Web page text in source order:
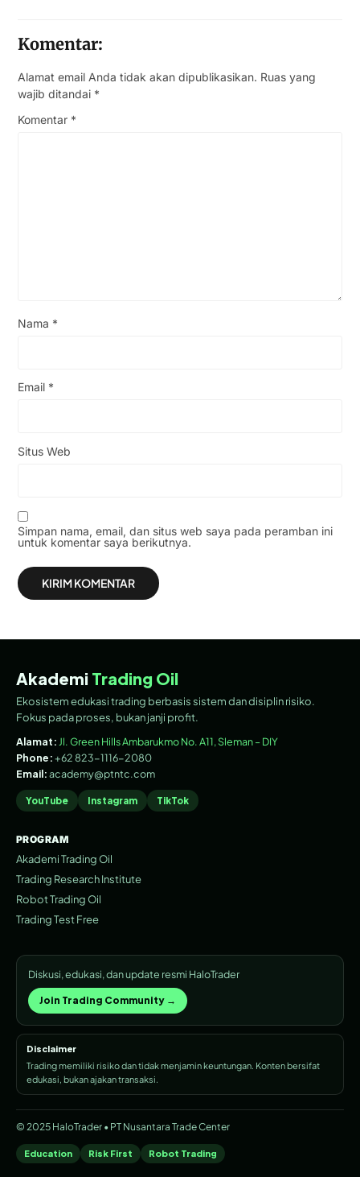
Komentar:
Alamat email Anda tidak akan dipublikasikan. Ruas yang
wajib ditandai *
Komentar *
Nama *
Email *
Situs Web
Simpan nama, email, dan situs web saya pada peramban ini
untuk komentar saya berikutnya.
Akademi Trading Oil
Ekosistem edukasi trading berbasis sistem dan disiplin risiko.
Fokus pada proses, bukan janji profit.
Alamat: Jl. Green Hills Ambarukmo No. A11, Sleman – DIY
Phone:+62 823-1116-2080
Email:academy@ptntc.com
YouTube Instagram TikTok
PROGRAM
Akademi Trading Oil
Trading Research Institute
Robot Trading Oil
Trading Test Free
Diskusi, edukasi, dan update resmi HaloTrader
Join Trading Community →
Disclaimer
Trading memiliki risiko dan tidak menjamin keuntungan. Konten bersifat
edukasi, bukan ajakan transaksi.
© 2025 HaloTrader • PT Nusantara Trade Center
Education Risk First Robot Trading